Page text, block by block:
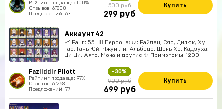
Рейтинг продавца: 100%
Отзывов: 67800
Предложений: 63
500 руб
299 руб
Купить
Аккаунт 42
📈 Ранг: 55 🧍‍♀️ Персонажи: Райден, Сяо, Дилюк, Ху
Тао, Гань Юй, Чжун Ли, Альбедо, Шэнь Хэ, Кадзуха,
Ци Ци, Аято, Мона и другие ✨ Примогемы: 1200
Fazliddin Pilott
Рейтинг продавца: 97%
Отзывов: 67268
Предложений: 77
-30%
900 руб
699 руб
Купить